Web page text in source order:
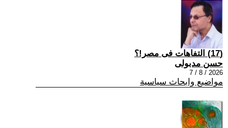
(17) التفاهات فى مصر!؟
حسن مدبولى
2026 / 8 / 7
مواضيع وابحاث سياسية